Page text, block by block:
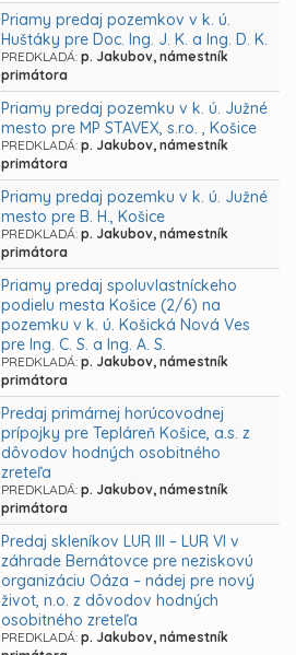
Priamy predaj pozemkov v k. ú.
Huštáky pre Doc. Ing. J. K. a Ing. D. K.
PREDKLADÁ: p. Jakubov, námestník
primátora
Priamy predaj pozemku v k. ú. Južné
mesto pre MP STAVEX, s.r.o. , Košice
PREDKLADÁ: p. Jakubov, námestník
primátora
Priamy predaj pozemku v k. ú. Južné
mesto pre B. H., Košice
PREDKLADÁ: p. Jakubov, námestník
primátora
Priamy predaj spoluvlastníckeho
podielu mesta Košice (2/6) na
pozemku v k. ú. Košická Nová Ves
pre Ing. C. S. a Ing. A. S.
PREDKLADÁ: p. Jakubov, námestník
primátora
Predaj primárnej horúcovodnej
prípojky pre Tepláreň Košice, a.s. z
dôvodov hodných osobitného
zreteľa
PREDKLADÁ: p. Jakubov, námestník
primátora
Predaj skleníkov LUR III – LUR VI v
záhrade Bernátovce pre neziskovú
organizáciu Oáza – nádej pre nový
život, n.o. z dôvodov hodných
osobitného zreteľa
PREDKLADÁ: p. Jakubov, námestník